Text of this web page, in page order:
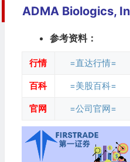
ADMA Biologics,
参考资料：
行情 =直达行情=
百科 =美股百科=
官网 =公司官网=